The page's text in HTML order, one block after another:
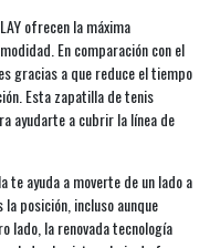
ofrecen la máxima
En comparación con el
gracias a que reduce el tiempo
Esta zapatilla de tenis
ayudarte a cubrir la línea de
te ayuda a moverte de un lado a
posición, incluso aunque
lado, la renovada tecnología